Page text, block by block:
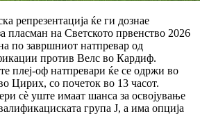
репрезентација ќе ги дознае
пласман на Светското првенство 2026
по завршниот натпревар од
против Велс во Кардиф.
плеј-оф натпревари ќе се одржи во
Цирих, со почеток во 13 часот.
сè уште имаат шанса за освојување
група Ј, а има опција